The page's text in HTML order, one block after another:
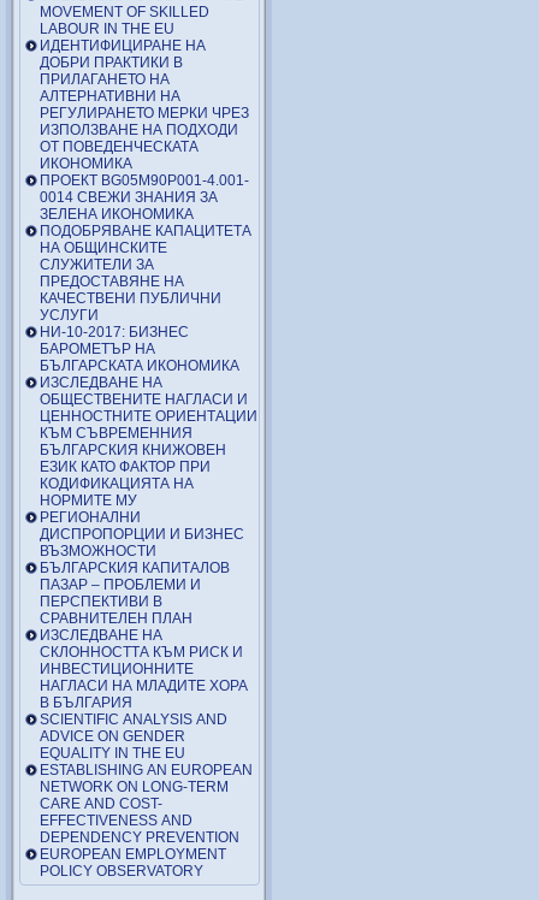
MOVEMENT OF SKILLED
LABOUR IN THE EU
ИДЕНТИФИЦИРАНЕ НА
ДОБРИ ПРАКТИКИ В
ПРИЛАГАНЕТО НА
АЛТЕРНАТИВНИ НА
РЕГУЛИРАНЕТО МЕРКИ ЧРЕЗ
ИЗПОЛЗВАНЕ НА ПОДХОДИ
ОТ ПОВЕДЕНЧЕСКАТА
ИКОНОМИКА
ПРОЕКТ BG05M90P001-4.001-
0014 СВЕЖИ ЗНАНИЯ ЗА
ЗЕЛЕНА ИКОНОМИКА
ПОДОБРЯВАНЕ КАПАЦИТЕТА
НА ОБЩИНСКИТЕ
СЛУЖИТЕЛИ ЗА
ПРЕДОСТАВЯНЕ НА
КАЧЕСТВЕНИ ПУБЛИЧНИ
УСЛУГИ
НИ-10-2017: БИЗНЕС
БАРОМЕТЪР НА
БЪЛГАРСКАТА ИКОНОМИКА
ИЗСЛЕДВАНЕ НА
ОБЩЕСТВЕНИТЕ НАГЛАСИ И
ЦЕННОСТНИТЕ ОРИЕНТАЦИИ
КЪМ СЪВРЕМЕННИЯ
БЪЛГАРСКИЯ КНИЖОВЕН
ЕЗИК КАТО ФАКТОР ПРИ
КОДИФИКАЦИЯТА НА
НОРМИТЕ МУ
РЕГИОНАЛНИ
ДИСПРОПОРЦИИ И БИЗНЕС
ВЪЗМОЖНОСТИ
БЪЛГАРСКИЯ КАПИТАЛОВ
ПАЗАР – ПРОБЛЕМИ И
ПЕРСПЕКТИВИ В
СРАВНИТЕЛЕН ПЛАН
ИЗСЛЕДВАНЕ НА
СКЛОННОСТТА КЪМ РИСК И
ИНВЕСТИЦИОННИТЕ
НАГЛАСИ НА МЛАДИТЕ ХОРА
В БЪЛГАРИЯ
SCIENTIFIC ANALYSIS AND
ADVICE ON GENDER
EQUALITY IN THE EU
ESTABLISHING AN EUROPEAN
NETWORK ON LONG-TERM
CARE AND COST-
EFFECTIVENESS AND
DEPENDENCY PREVENTION
EUROPEAN EMPLOYMENT
POLICY OBSERVATORY